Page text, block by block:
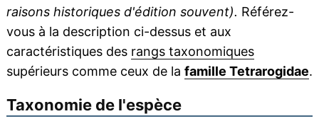
raisons historiques d'édition souvent). Référez-
vous à la description ci-dessus et aux
caractéristiques des rangs taxonomiques
supérieurs comme ceux de la famille Tetrarogidae.
Taxonomie de l'espèce